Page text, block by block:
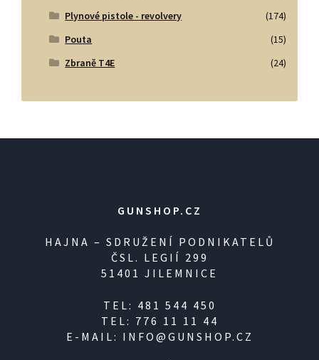
Plynové pistole - revolvery
(174)
Pouta
(15)
Zbraně T4E
(24)
GUNSHOP.CZ
HAJNA – SDRUŽENÍ PODNIKATELŮ
ČSL. LEGIÍ 299
51401 JILEMNICE
TEL: 481 544 450
TEL: 776 11 11 44
E-MAIL: INFO@GUNSHOP.CZ